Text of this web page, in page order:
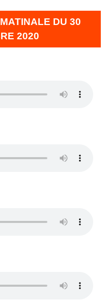
DU 30
2020